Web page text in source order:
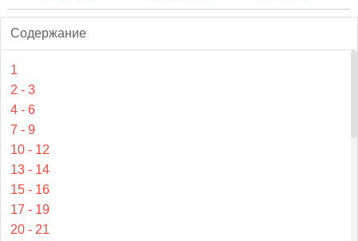
Содержание
1
2 - 3
4 - 6
7 - 9
10 - 12
13 - 14
15 - 16
17 - 19
20 - 21